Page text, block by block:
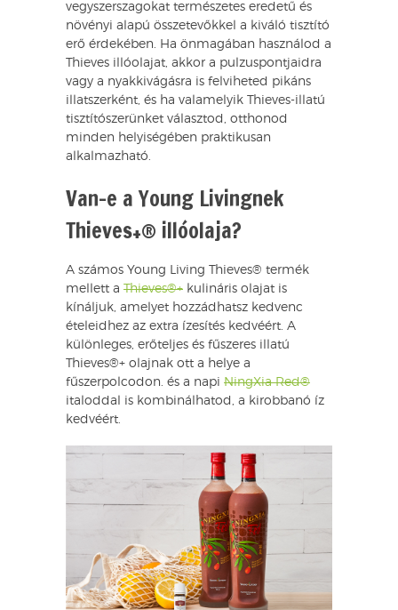
vegyszerszagokat természetes eredetű és
növényi alapú összetevőkkel a kiváló tisztító
erő érdekében. Ha önmagában használod a
Thieves illóolajat, akkor a pulzuspontjaidra
vagy a nyakkivágásra is felviheted pikáns
illatszerként, és ha valamelyik Thieves-illatú
tisztítószerünket választod, otthonod
minden helyiségében praktikusan
alkalmazható.
Van-e a Young Livingnek
Thieves+® illóolaja?
A számos Young Living Thieves® termék
mellett a Thieves®+ kulináris olajat is
kínáljuk, amelyet hozzádhatsz kedvenc
ételeidhez az extra ízesítés kedvéért. A
különleges, erőteljes és fűszeres illatú
Thieves®+ olajnak ott a helye a
fűszerpolcodon. és a napi NingXia Red®
italoddal is kombinálhatod, a kirobbanó íz
kedvéért.